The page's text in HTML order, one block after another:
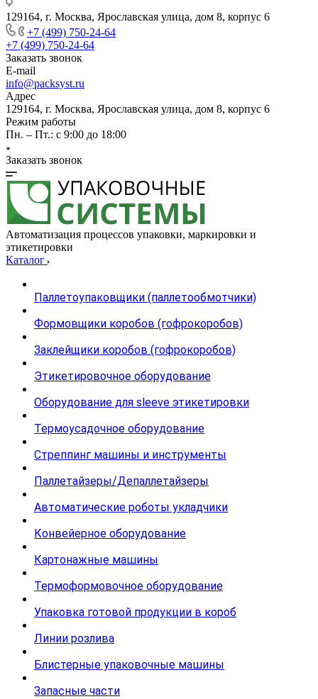
129164, г. Москва, Ярославская улица, дом 8, корпус 6
+7 (499) 750-24-64
+7 (499) 750-24-64
Заказать звонок
E-mail
info@packsyst.ru
Адрес
129164, г. Москва, Ярославская улица, дом 8, корпус 6
Режим работы
Пн. – Пт.: с 9:00 до 18:00
Заказать звонок
Автоматизация процессов упаковки, маркировки и
этикетировки
Каталог
Паллетоупаковщики (паллетообмотчики)
Формовщики коробов (гофрокоробов)
Заклейщики коробов (гофрокоробов)
Этикетировочное оборудование
Оборудование для sleeve этикетировки
Термоусадочное оборудование
Стреппинг машины и инструменты
Паллетайзеры/Депаллетайзеры
Автоматические роботы укладчики
Конвейерное оборудование
Картонажные машины
Термоформовочное оборудование
Упаковка готовой продукции в короб
Линии розлива
Блистерные упаковочные машины
Запасные части